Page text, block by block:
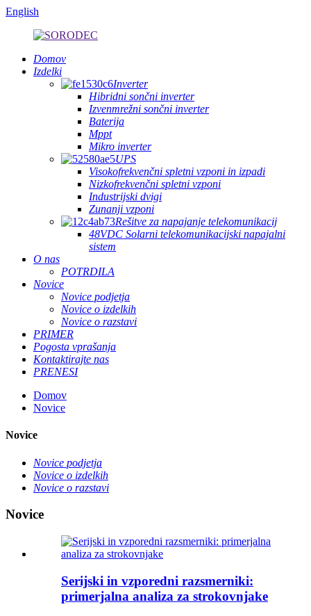
English
Domov
Izdelki
Inverter
Hibridni sončni inverter
Izvenmrežni sončni inverter
Baterija
Mppt
Mikro inverter
UPS
Visokofrekvenčni spletni vzponi in izpadi
Nizkofrekvenčni spletni vzponi
Industrijski dvigi
Zunanji vzponi
Rešitve za napajanje telekomunikacij
48VDC Solarni telekomunikacijski napajalni
sistem
O nas
POTRDILA
Novice
Novice podjetja
Novice o izdelkih
Novice o razstavi
PRIMER
Pogosta vprašanja
Kontaktirajte nas
PRENESI
Domov
Novice
Novice
Novice podjetja
Novice o izdelkih
Novice o razstavi
Novice
Serijski in vzporedni razsmerniki:
primerjalna analiza za strokovnjake